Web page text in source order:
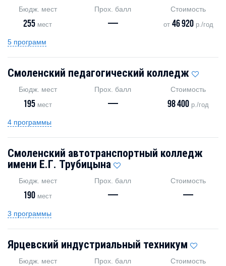
Бюдж. мест
255 мест
Прох. балл
—
Стоимость
от 46 920р./год
5 программ
Смоленский педагогический колледж
Бюдж. мест
195 мест
Прох. балл
—
Стоимость
98 400 р./год
4 программы
Смоленский автотранспортный колледж
имени Е.Г. Трубицына
Бюдж. мест
190 мест
Прох. балл
—
Стоимость
—
3 программы
Ярцевский индустриальный техникум
Бюдж. мест Прох. балл Стоимость